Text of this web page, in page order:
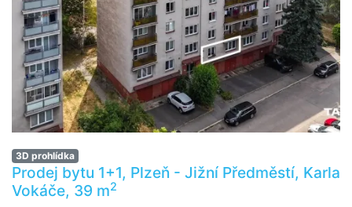
3D prohlídka
Prodej bytu 1+1, Plzeň - Jižní Předměstí, Karla
Vokáče, 39 m2